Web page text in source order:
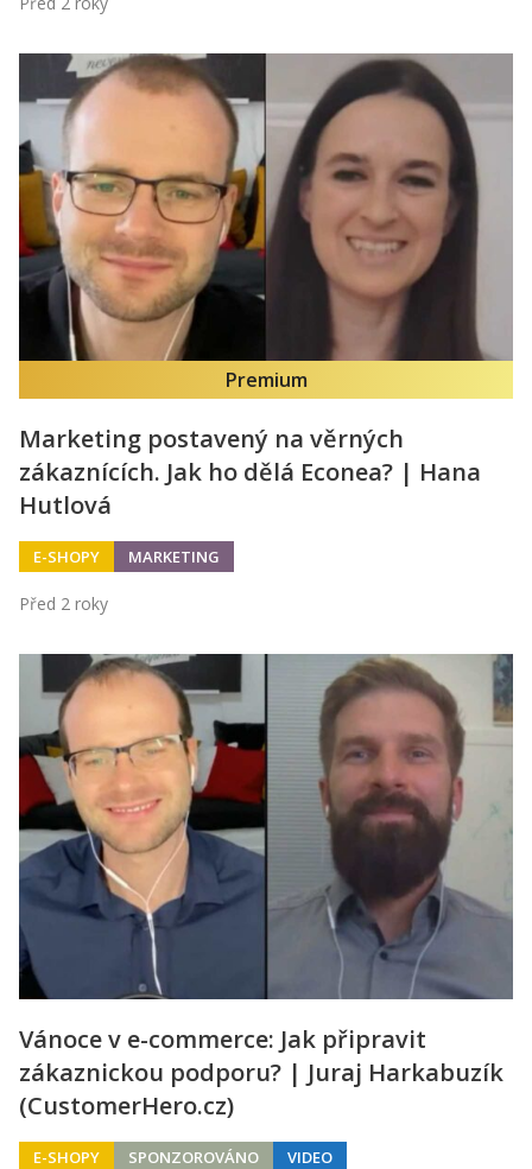
Premium
Marketing postavený na věrných
zákaznících. Jak ho dělá Econea? | Hana
Hutlová
E-SHOPY MARKETING
Před 2 roky
Vánoce v e-commerce: Jak připravit
zákaznickou podporu? | Juraj Harkabuzík
(CustomerHero.cz)
E-SHOPY SPONZOROVÁNO VIDEO